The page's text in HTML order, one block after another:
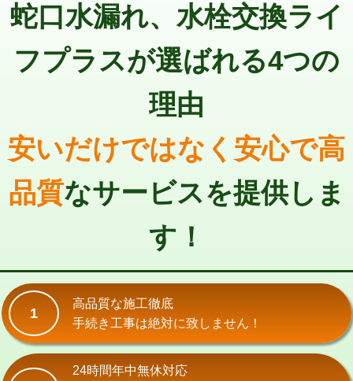
モルタル補修（厚さ10㎝まで） 27,500円
モルタル補修（厚さ10㎝超え）
追加人工 16,500円
止水・漏水調査・防水処理・清掃・修
11,000円
止水・漏水調査・防水処理・清掃・修
22,000円
止水・漏水調査・防水処理・清掃・修
その他部品の脱着 8,800円～
交換・取付（タンク） 22,000円+材料費
交換・取付(単水栓（壁付・デッキ
式・ワンホール）)
交換・取付(排水栓・排水トラップ
（P/S/ポップアップ））
22,000円+材料費
交換・取付（その他部品）
蛇口水漏れ、水栓交換ライ
フプラスが選ばれる4つの
理由
安いだけではなく安心で高
品質なサービスを提供しま
す！
1
高品質な施工徹底
手続き工事は絶対に致しません！
24時間年中無休対応